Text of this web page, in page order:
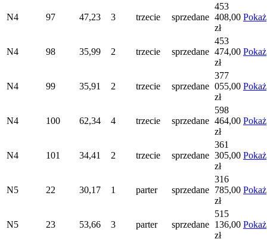
N4 97 47,23 3 trzecie sprzedane
453
408,00
zł
Pokaż
N4 98 35,99 2 trzecie sprzedane
453
474,00
zł
Pokaż
N4 99 35,91 2 trzecie sprzedane
377
055,00
zł
Pokaż
N4 100 62,34 4 trzecie sprzedane
598
464,00
zł
Pokaż
N4 101 34,41 2 trzecie sprzedane
361
305,00
zł
Pokaż
N5 22 30,17 1 parter sprzedane
316
785,00
zł
Pokaż
N5 23 53,66 3 parter sprzedane
515
136,00
zł
Pokaż